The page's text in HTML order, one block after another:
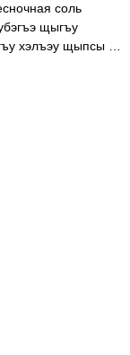
соль
щыгъу
хэлъэу щыпсы …